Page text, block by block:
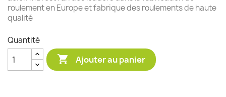
roulement en Europe et fabrique des roulements de haute
qualité
Quantité
 Ajouter au panier